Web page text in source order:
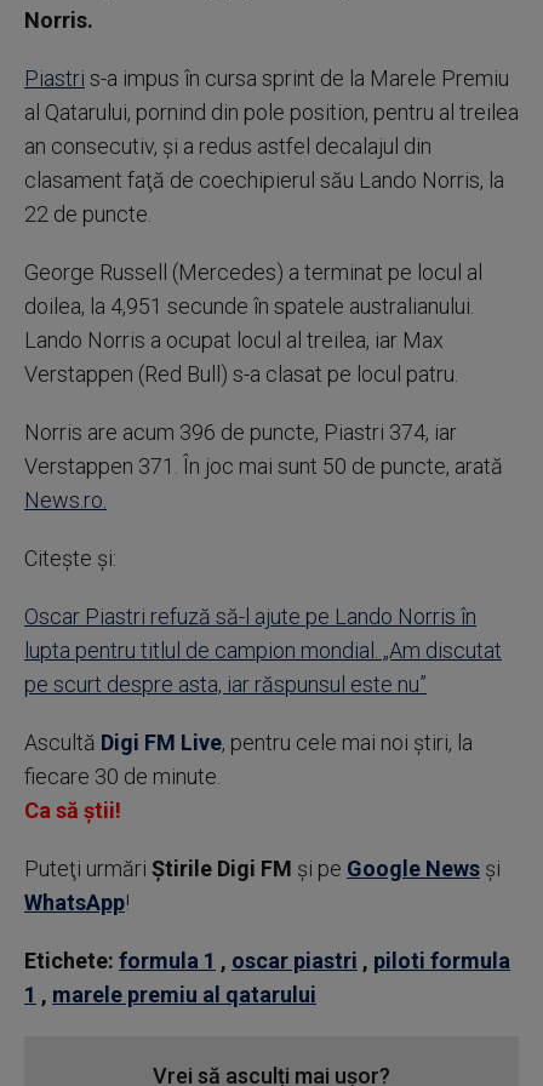
Norris.
Piastri s-a impus în cursa sprint de la Marele Premiu
al Qatarului, pornind din pole position, pentru al treilea
an consecutiv, şi a redus astfel decalajul din
clasament faţă de coechipierul său Lando Norris, la
22 de puncte.
George Russell (Mercedes) a terminat pe locul al
doilea, la 4,951 secunde în spatele australianului.
Lando Norris a ocupat locul al treilea, iar Max
Verstappen (Red Bull) s-a clasat pe locul patru.
Norris are acum 396 de puncte, Piastri 374, iar
Verstappen 371. În joc mai sunt 50 de puncte, arată
News.ro.
Citește și:
Oscar Piastri refuză să-l ajute pe Lando Norris în
lupta pentru titlul de campion mondial. „Am discutat
pe scurt despre asta, iar răspunsul este nu”
Ascultă Digi FM Live, pentru cele mai noi știri, la
fiecare 30 de minute.
Ca să știi!
Puteţi urmări Știrile Digi FM şi pe Google News şi
WhatsApp!
Etichete: formula 1 , oscar piastri , piloti formula
1 , marele premiu al qatarului
Vrei să asculți mai ușor?